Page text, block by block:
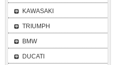
KAWASAKI
TRIUMPH
BMW
DUCATI